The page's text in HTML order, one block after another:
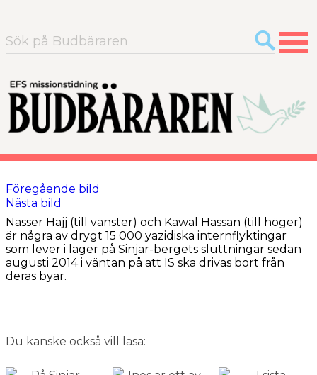
Sök
efter:
Föregående bild
Nästa bild
Nasser Hajj (till vänster) och Kawal Hassan (till höger)
är några av drygt 15 000 yazidiska internflyktingar
som lever i läger på Sinjar-bergets sluttningar sedan
augusti 2014 i väntan på att IS ska drivas bort från
deras byar.
Du kanske också vill läsa: